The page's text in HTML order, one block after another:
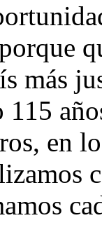
más
115
en